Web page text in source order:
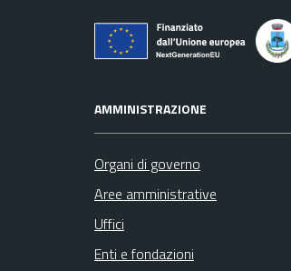
AMMINISTRAZIONE
Organi di governo
Aree amministrative
Uffici
Enti e fondazioni